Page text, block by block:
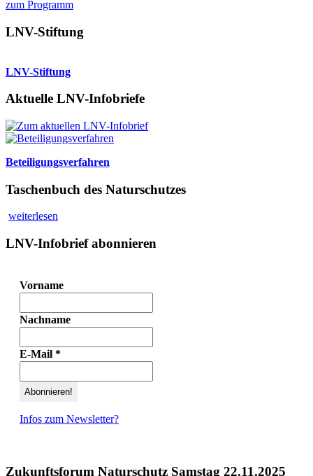
zum Programm
LNV-Stiftung
LNV-Stiftung
Aktuelle LNV-Infobriefe
Beteiligungsverfahren
Taschenbuch des Naturschutzes
weiterlesen
LNV-Infobrief abonnieren
Vorname
Nachname
E-Mail *
Infos zum Newsletter?
Zukunftsforum Naturschutz Samstag 22.11.2025